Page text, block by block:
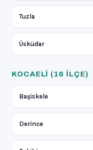
Tuzla
Üsküdar
KOCAELI (16 ILÇE)
Başiskele
Derince